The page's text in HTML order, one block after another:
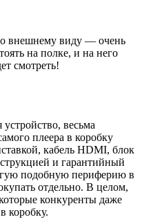
внешнему виду — очень
на полке, и на него
смотреть!
весьма
плеера в коробку
кабель HDMI, блок
и гарантийный
подобную периферию в
отдельно. В целом,
конкуренты даже
коробку.